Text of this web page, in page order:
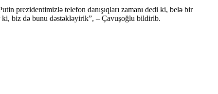
prezidentimizlə telefon danışıqları zamanı dedi ki, belə bir
ki, biz də bunu dəstəkləyirik”, – Çavuşoğlu bildirib.